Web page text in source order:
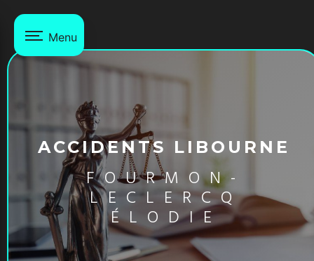
Menu
ACCIDENTS LIBOURNE
FOURMON-
LECLERCQ
ÉLODIE